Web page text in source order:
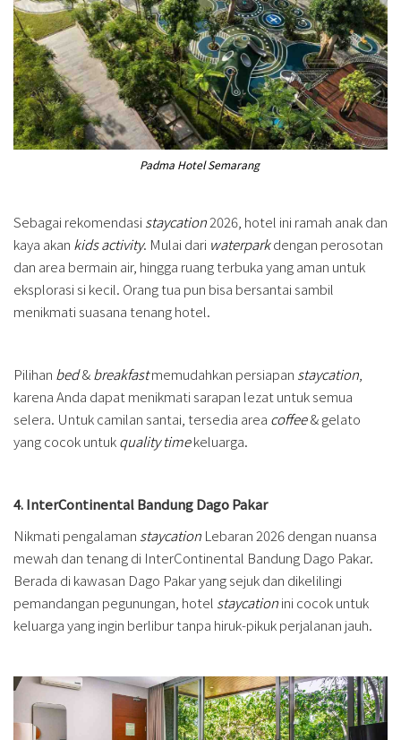
Padma Hotel Semarang
Sebagai rekomendasi staycation2026, hotel ini ramah anak dan
kaya akan kids activity. Mulai dari waterparkdengan perosotan
dan area bermain air, hingga ruang terbuka yang aman untuk
eksplorasi si kecil. Orang tua pun bisa bersantai sambil
menikmati suasana tenang hotel.
Pilihan bed&breakfastmemudahkan persiapan staycation,
karena Anda dapat menikmati sarapan lezat untuk semua
selera. Untuk camilan santai, tersedia area coffee& gelato
yang cocok untukquality timekeluarga.
4. InterContinental Bandung Dago Pakar
Nikmati pengalaman staycation Lebaran 2026 dengan nuansa
mewah dan tenang di InterContinental Bandung Dago Pakar.
Berada di kawasan Dago Pakar yang sejuk dan dikelilingi
pemandangan pegunungan, hotel staycationini cocok untuk
keluarga yang ingin berlibur tanpa hiruk-pikuk perjalanan jauh.